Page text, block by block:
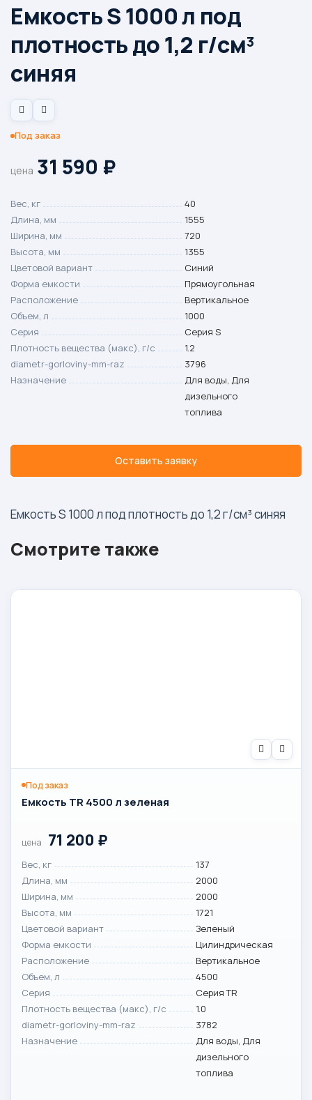
Емкость S 1000 л под
плотность до 1,2 г/см³
синяя
Под заказ
цена 31 590 ₽
Вес, кг
40
Длина, мм
1555
Ширина, мм
720
Высота, мм
1355
Цветовой вариант
Синий
Форма емкости
Прямоугольная
Расположение
Вертикальное
Объем, л
1000
Серия
Серия S
Плотность вещества (макс), г/с
1.2
diametr-gorloviny-mm-raz
3796
Назначение
Для воды, Для
дизельного
топлива
Оставить заявку
Емкость S 1000 л под плотность до 1,2 г/см³ синяя
Смотрите также
Под заказ
Емкость TR 4500 л зеленая
цена 71 200 ₽
Вес, кг
137
Длина, мм
2000
Ширина, мм
2000
Высота, мм
1721
Цветовой вариант
Зеленый
Форма емкости
Цилиндрическая
Расположение
Вертикальное
Объем, л
4500
Серия
Серия TR
Плотность вещества (макс), г/с
1.0
diametr-gorloviny-mm-raz
3782
Назначение
Для воды, Для
дизельного
топлива